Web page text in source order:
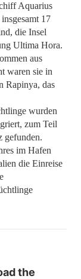
Aquarius
17
die Insel
Ultima Hora.
aus
waren sie in
Rapinya, das
wurden
zum Teil
gefunden.
im Hafen
die Einreise
the